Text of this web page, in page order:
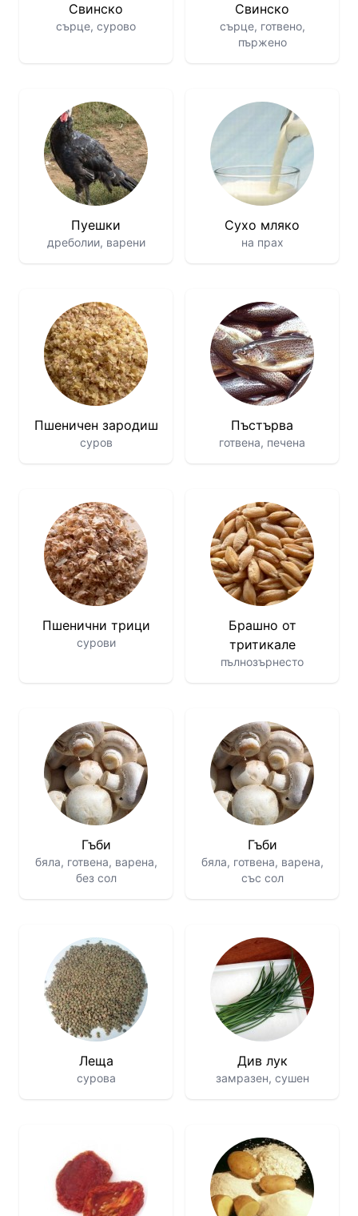
Свинско
сърце, сурово
Свинско
сърце, готвено,
пържено
Пуешки
дреболии, варени
Сухо мляко
на прах
Пшеничен зародиш
суров
Пъстърва
готвена, печенa
Пшенични трици
сурови
Брашно от
тритикале
пълнозърнесто
Гъби
бяла, готвена, варена,
без сол
Гъби
бяла, готвена, варена,
със сол
Леща
сурова
Див лук
замразен, сушен